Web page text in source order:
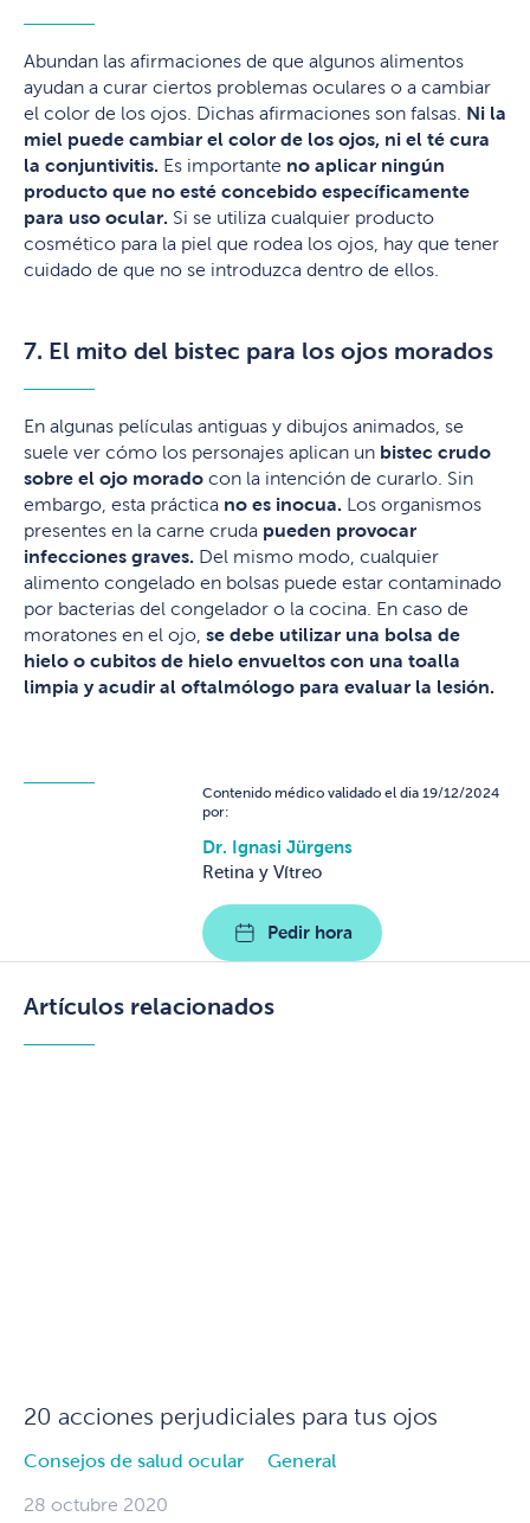
Abundan las afirmaciones de que algunos alimentos
ayudan a curar ciertos problemas oculares o a cambiar
el color de los ojos. Dichas afirmaciones son falsas. Ni la
miel puede cambiar el color de los ojos, ni el té cura
la conjuntivitis. Es importante no aplicar ningún
producto que no esté concebido específicamente
para uso ocular. Si se utiliza cualquier producto
cosmético para la piel que rodea los ojos, hay que tener
cuidado de que no se introduzca dentro de ellos.
7. El mito del bistec para los ojos morados
En algunas películas antiguas y dibujos animados, se
suele ver cómo los personajes aplican un bistec crudo
sobre el ojo morado con la intención de curarlo. Sin
embargo, esta práctica no es inocua. Los organismos
presentes en la carne cruda pueden provocar
infecciones graves. Del mismo modo, cualquier
alimento congelado en bolsas puede estar contaminado
por bacterias del congelador o la cocina. En caso de
moratones en el ojo, se debe utilizar una bolsa de
hielo o cubitos de hielo envueltos con una toalla
limpia y acudir al oftalmólogo para evaluar la lesión.
Contenido médico validado el dia 19/12/2024
por:
Dr. Ignasi Jürgens
Retina y Vítreo
Pedir hora
Artículos relacionados
20 acciones perjudiciales para tus ojos
Consejos de salud ocular General
28 octubre 2020